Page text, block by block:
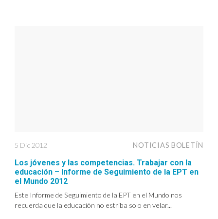
5 Dic 2012 NOTICIAS BOLETÍN
Los jóvenes y las competencias. Trabajar con la
educación – Informe de Seguimiento de la EPT en
el Mundo 2012
Este Informe de Seguimiento de la EPT en el Mundo nos
recuerda que la educación no estriba solo en velar...